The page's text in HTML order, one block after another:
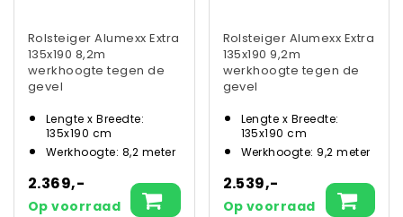
Rolsteiger Alumexx Extra
135x190 8,2m
werkhoogte tegen de
gevel
Lengte x Breedte:
135x190 cm
Werkhoogte: 8,2 meter
2.369,-
Op voorraad
Rolsteiger Alumexx Extra
135x190 9,2m
werkhoogte tegen de
gevel
Lengte x Breedte:
135x190 cm
Werkhoogte: 9,2 meter
2.539,-
Op voorraad